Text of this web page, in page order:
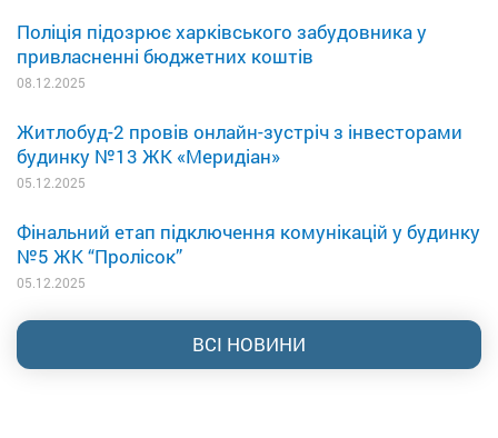
Поліція підозрює харківського забудовника у
привласненні бюджетних коштів
08.12.2025
Житлобуд-2 провів онлайн-зустріч з інвесторами
будинку №13 ЖК «Меридіан»
05.12.2025
Фінальний етап підключення комунікацій у будинку
№5 ЖК “Пролісок”
05.12.2025
ВСІ НОВИНИ